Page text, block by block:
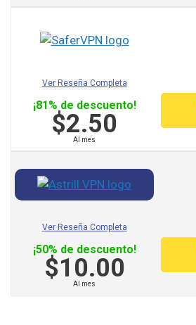
Ver Reseña Completa
¡81% de descuento!
$2.50
Al mes
Ver Reseña Completa
¡50% de descuento!
$10.00
Al mes